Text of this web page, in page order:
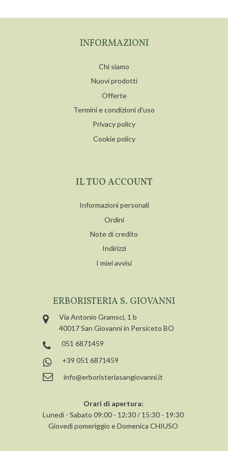
INFORMAZIONI
Chi siamo
Nuovi prodotti
Offerte
Termini e condizioni d'uso
Privacy policy
Cookie policy
IL TUO ACCOUNT
Informazioni personali
Ordini
Note di credito
Indirizzi
I miei avvisi
ERBORISTERIA S. GIOVANNI
Via Antonio Gramsci, 1 b
40017 San Giovanni in Persiceto BO
051 6871459
+39 051 6871459
info@erboristeriasangiovanni.it
Orari di apertura:
Lunedì - Sabato 09:00 - 12:30 / 15:30 - 19:30
Giovedì pomeriggio e Domenica CHIUSO